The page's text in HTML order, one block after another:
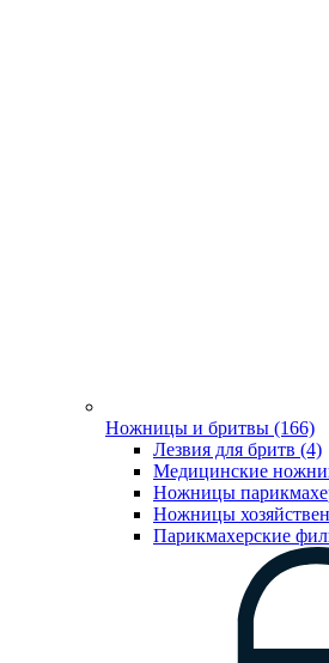
Ножницы и бритвы (166)
Лезвия для бритв (4)
Медицинские
Ножницы
Ножницы
Парикмахерские